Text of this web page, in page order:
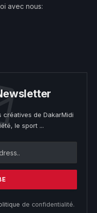
avec nous:
créatives de DakarMidi
le sport ...
de confidentialité.